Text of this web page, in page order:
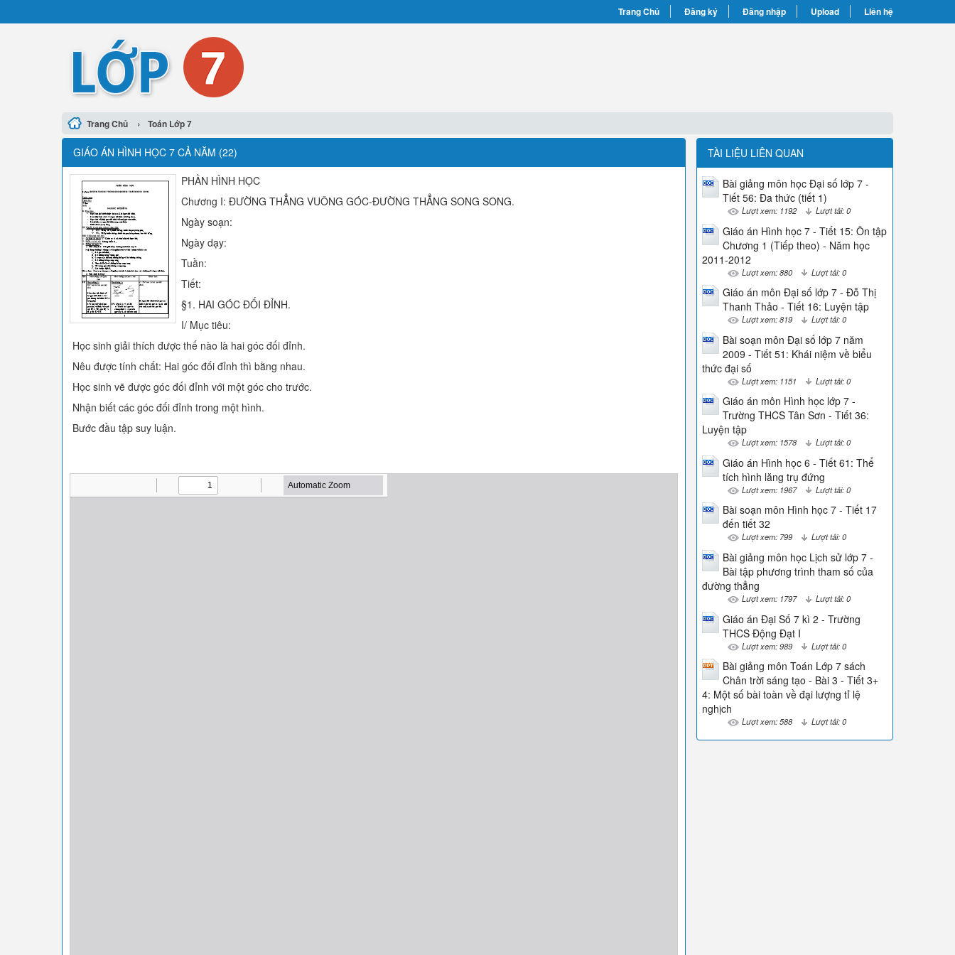
Trang Chủ Đăng ký Đăng nhập Upload Liên hệ
Trang Chủ › Toán Lớp 7
GIÁO ÁN HÌNH HỌC 7 CẢ NĂM (22)
PHẦN HÌNH HỌC
Chương I: ĐƯỜNG THẲNG VUÔNG GÓC-ĐƯỜNG THẲNG SONG SONG.
Ngày soạn:
Ngày dạy:
Tuần:
Tiết:
§1. HAI GÓC ĐỐI ĐỈNH.
I/ Mục tiêu:
Học sinh giải thích được thế nào là hai góc đối đỉnh.
Nêu được tính chất: Hai góc đối đỉnh thì bằng nhau.
Học sinh vẽ được góc đối đỉnh với một góc cho trước.
Nhận biết các góc đối đỉnh trong một hình.
Bước đầu tập suy luận.
TÀI LIỆU LIÊN QUAN
Bài giảng môn học Đại số lớp 7 -
Tiết 56: Đa thức (tiết 1)
Lượt xem: 1192 Lượt tải: 0
Giáo án Hình học 7 - Tiết 15: Ôn tập
Chương 1 (Tiếp theo) - Năm học
2011-2012
Lượt xem: 880 Lượt tải: 0
Giáo án môn Đại số lớp 7 - Đỗ Thị
Thanh Thảo - Tiết 16: Luyện tập
Lượt xem: 819 Lượt tải: 0
Bài soạn môn Đại số lớp 7 năm
2009 - Tiết 51: Khái niệm về biểu
thức đại số
Lượt xem: 1151 Lượt tải: 0
Giáo án môn Hình học lớp 7 -
Trường THCS Tân Sơn - Tiết 36:
Luyện tập
Lượt xem: 1578 Lượt tải: 0
Giáo án Hình học 6 - Tiết 61: Thể
tích hình lăng trụ đứng
Lượt xem: 1967 Lượt tải: 0
Bài soạn môn Hình học 7 - Tiết 17
đến tiết 32
Lượt xem: 799 Lượt tải: 0
Bài giảng môn học Lịch sử lớp 7 -
Bài tập phương trình tham số của
đường thẳng
Lượt xem: 1797 Lượt tải: 0
Giáo án Đại Số 7 kì 2 - Trường
THCS Động Đạt I
Lượt xem: 989 Lượt tải: 0
Bài giảng môn Toán Lớp 7 sách
Chân trời sáng tạo - Bài 3 - Tiết 3+
4: Một số bài toàn về đại lượng tỉ lệ
nghịch
Lượt xem: 588 Lượt tải: 0